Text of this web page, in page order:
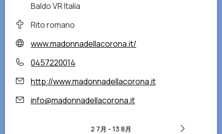
Baldo VR Italia
Rito romano
www.madonnadellacorona.it/
0457220014
http://www.madonnadellacorona.it
info@madonnadellacorona.it
2 7月 - 13 8月